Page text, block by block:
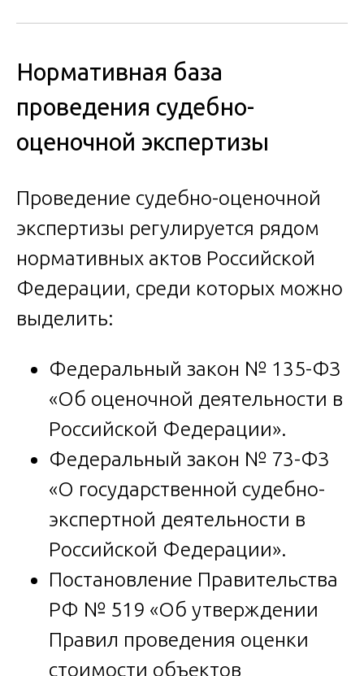
Нормативная база
проведения судебно-
оценочной экспертизы
Проведение судебно-оценочной
экспертизы регулируется рядом
нормативных актов Российской
Федерации, среди которых можно
выделить:
Федеральный закон № 135-ФЗ
«Об оценочной деятельности в
Российской Федерации».
Федеральный закон № 73-ФЗ
«О государственной судебно-
экспертной деятельности в
Российской Федерации».
Постановление Правительства
РФ № 519 «Об утверждении
Правил проведения оценки
стоимости объектов